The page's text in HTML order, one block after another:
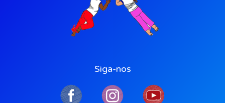
Siga-nos